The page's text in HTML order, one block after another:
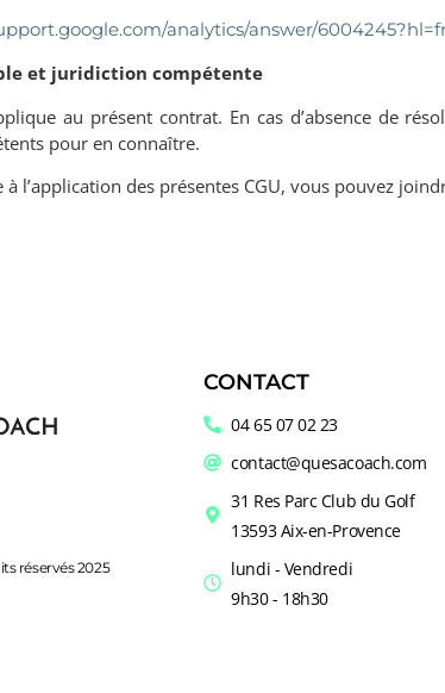
analytics/answer/
et juridiction compétente
au présent contrat. En cas d’absence de
pour en connaître.
à l’application des présentes CGU, vous pouvez
réservés 2025
CONTACT
04 65 07 02 23
contact@quesacoach.com
31 Res Parc Club du Golf
13593 Aix-en-Provence
lundi - Vendredi
9h30 - 18h30